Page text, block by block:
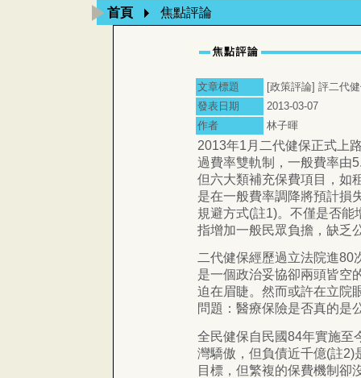
首頁 焦點評論
文章標題
[政策評論] 評二代
發表日期
2013-03-07
作者
林子暉
2013年1月二代健保正式上
過費率雙軌制，一般費率由
但六大類補充保費項目，如
是在一般費率調降將預計損
規避方式(註1)。不僅是否
指增加一般民眾負擔，缺乏
二代健保經歷過立法院進80
是一個政治妥協卻兩頭皆空
迫在眉睫。然而或許在立院
問題：醫療保險是否真的是
全民健保自民國84年實施至
灣驕傲，但負債近千億(註2)
目標，但繁複的保費機制卻